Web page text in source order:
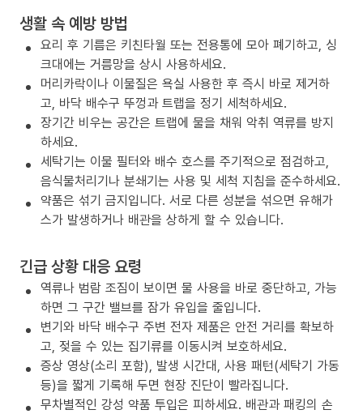
생활 속 예방 방법
요리 후 기름은 키친타월 또는 전용통에 모아 폐기하고, 싱
크대에는 거름망을 상시 사용하세요.
머리카락이나 이물질은 욕실 사용한 후 즉시 바로 제거하
고, 바닥 배수구 뚜껑과 트랩을 정기 세척하세요.
장기간 비우는 공간은 트랩에 물을 채워 악취 역류를 방지
하세요.
세탁기는 이물 필터와 배수 호스를 주기적으로 점검하고,
음식물처리기나 분쇄기는 사용 및 세척 지침을 준수하세요.
약품은 섞기 금지입니다. 서로 다른 성분을 섞으면 유해가
스가 발생하거나 배관을 상하게 할 수 있습니다.
긴급 상황 대응 요령
역류나 범람 조짐이 보이면 물 사용을 바로 중단하고, 가능
하면 그 구간 밸브를 잠가 유입을 줄입니다.
변기와 바닥 배수구 주변 전자 제품은 안전 거리를 확보하
고, 젖을 수 있는 집기류를 이동시켜 보호하세요.
증상 영상(소리 포함), 발생 시간대, 사용 패턴(세탁기 가동
등)을 짧게 기록해 두면 현장 진단이 빨라집니다.
무차별적인 강성 약품 투입은 피하세요. 배관과 패킹의 손